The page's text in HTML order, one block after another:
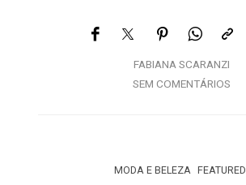
FABIANA SCARANZI
SEM COMENTÁRIOS
MODA E BELEZA FEATURED